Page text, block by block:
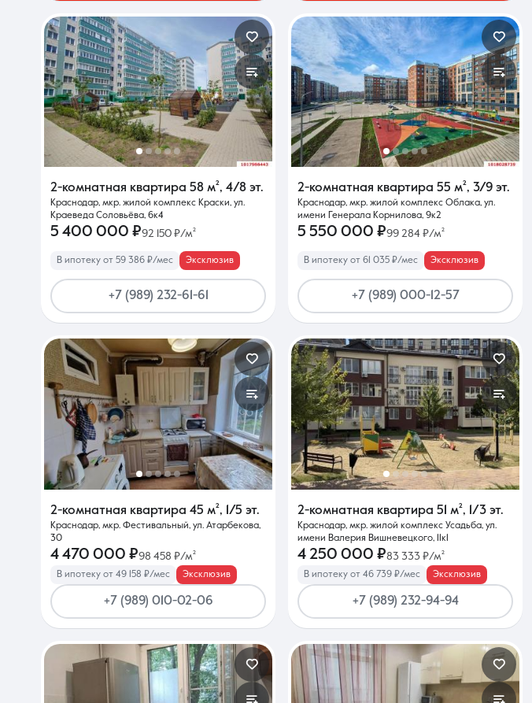
2-комнатная квартира 58 м², 4/8 эт.
Краснодар, мкр. жилой комплекс Краски, ул.
Краеведа Соловьёва, 6к4
5 400 000 ₽92 150 ₽/м²
В ипотеку от 59 386 ₽/мес Эксклюзив
+7 (989) 232-61-61
2-комнатная квартира 55 м², 3/9 эт.
Краснодар, мкр. жилой комплекс Облака, ул.
имени Генерала Корнилова, 9к2
5 550 000 ₽99 284 ₽/м²
В ипотеку от 61 035 ₽/мес Эксклюзив
+7 (989) 000-12-57
2-комнатная квартира 45 м², 1/5 эт.
Краснодар, мкр. Фестивальный, ул. Атарбекова,
30
4 470 000 ₽98 458 ₽/м²
В ипотеку от 49 158 ₽/мес Эксклюзив
+7 (989) 010-02-06
2-комнатная квартира 51 м², 1/3 эт.
Краснодар, мкр. жилой комплекс Усадьба, ул.
имени Валерия Вишневецкого, 11к1
4 250 000 ₽83 333 ₽/м²
В ипотеку от 46 739 ₽/мес Эксклюзив
+7 (989) 232-94-94